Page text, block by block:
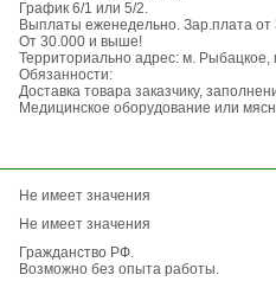
График 6/1 или 5/2.
Выплаты еженедельно. Зар.плата от
От 30.000 и выше!
Территориально адрес: м.
Обязанности:
Доставка товара заказчику,
Медицинское оборудование или
Не имеет значения
Не имеет значения
Гражданство РФ.
Возможно без опыта работы.